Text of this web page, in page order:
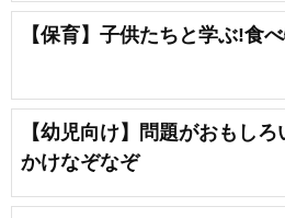
【保育】子供たちと学ぶ!食
【幼児向け】問題がおもし
かけなぞなぞ